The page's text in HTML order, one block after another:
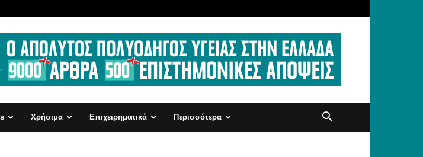
Χρήσιμα Επιχειρηματικά Περισσότερα